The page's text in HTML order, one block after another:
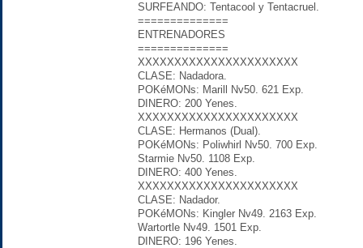
SURFEANDO: Tentacool y Tentacruel.
==============
ENTRENADORES
==============
XXXXXXXXXXXXXXXXXXXXXX
CLASE: Nadadora.
POKéMONs: Marill Nv50. 621 Exp.
DINERO: 200 Yenes.
XXXXXXXXXXXXXXXXXXXXXX
CLASE: Hermanos (Dual).
POKéMONs: Poliwhirl Nv50. 700 Exp.
Starmie Nv50. 1108 Exp.
DINERO: 400 Yenes.
XXXXXXXXXXXXXXXXXXXXXX
CLASE: Nadador.
POKéMONs: Kingler Nv49. 2163 Exp.
Wartortle Nv49. 1501 Exp.
DINERO: 196 Yenes.